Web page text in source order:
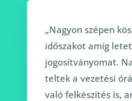
„Nagyon szépen
időszakot amíg
jogosítványomat.
teltek a vezetési
való felkészítés is,